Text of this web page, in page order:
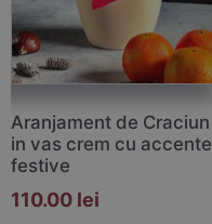
Aranjament de Craciun
in vas crem cu accente
festive
110.00 lei